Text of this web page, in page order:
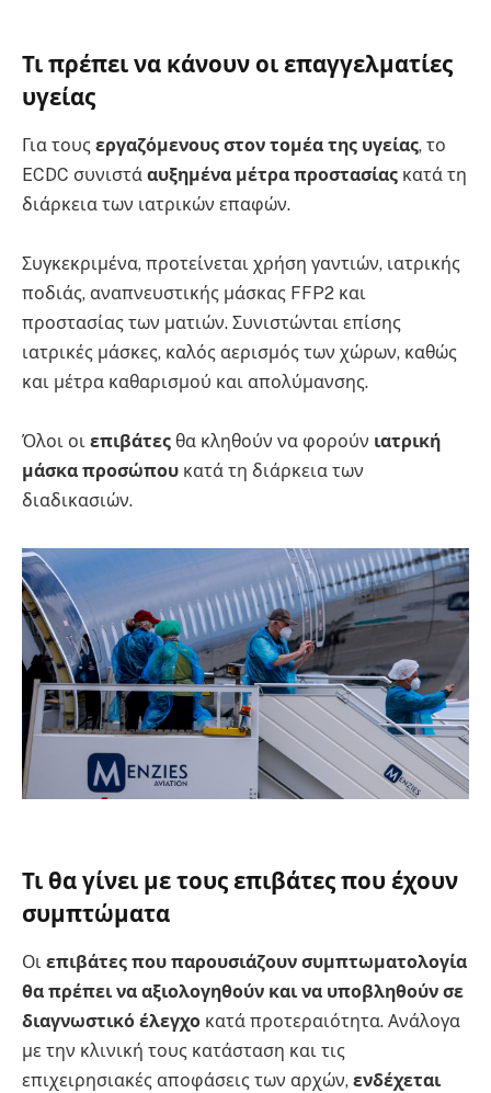
Τι πρέπει να κάνουν οι επαγγελματίες
υγείας
Για τους εργαζόμενους στον τομέα της υγείας, το
ECDC συνιστά αυξημένα μέτρα προστασίας κατά τη
διάρκεια των ιατρικών επαφών.
Συγκεκριμένα, προτείνεται χρήση γαντιών, ιατρικής
ποδιάς, αναπνευστικής μάσκας FFP2 και
προστασίας των ματιών. Συνιστώνται επίσης
ιατρικές μάσκες, καλός αερισμός των χώρων, καθώς
και μέτρα καθαρισμού και απολύμανσης.
Όλοι οι επιβάτες θα κληθούν να φορούν ιατρική
μάσκα προσώπου κατά τη διάρκεια των
διαδικασιών.
Τι θα γίνει με τους επιβάτες που έχουν
συμπτώματα
Οι επιβάτες που παρουσιάζουν συμπτωματολογία
θα πρέπει να αξιολογηθούν και να υποβληθούν σε
διαγνωστικό έλεγχο κατά προτεραιότητα. Ανάλογα
με την κλινική τους κατάσταση και τις
επιχειρησιακές αποφάσεις των αρχών, ενδέχεται